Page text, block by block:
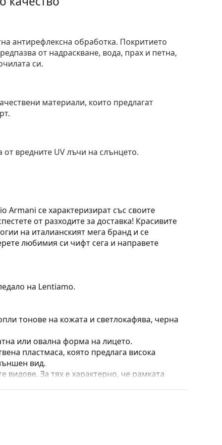
антирефлексна обработка. Покритието
от надраскване, вода, прах и петна,
си.
материали, които предлагат
вредните UV лъчи на слънцето.
Armani се характеризират със своите
от разходите за доставка! Красивите
на италианският мега бранд и се
любимия си чифт сега и направете
на Lentiamo.
тонове на кожата и светлокафява, черна
или овална форма на лицето.
пластмаса, която предлага висока
вид.
видове. За тях е характерно, че рамката
повреди. Този тип рамка е подходяща